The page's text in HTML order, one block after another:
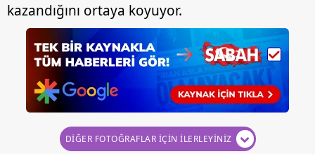
kazandığını ortaya koyuyor.
DİĞER FOTOĞRAFLAR İÇİN İLERLEYİNİZ